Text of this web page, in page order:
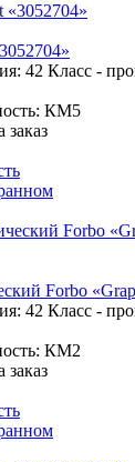
42 Класс -
КМ5
заказ
Forbo
42 Класс -
КМ2
заказ